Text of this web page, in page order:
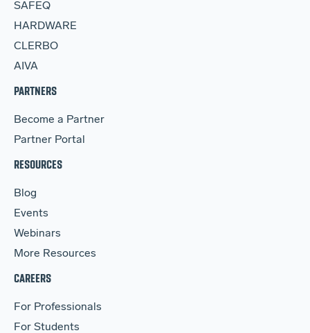
SAFEQ
HARDWARE
CLERBO
AIVA
PARTNERS
Become a Partner
Partner Portal
RESOURCES
Blog
Events
Webinars
More Resources
CAREERS
For Professionals
For Students